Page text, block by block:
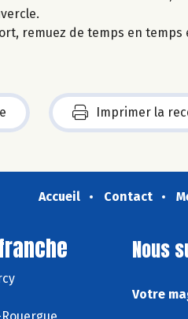
remuez de temps en
Imprimer la
Accueil Contact
Nous
Votre